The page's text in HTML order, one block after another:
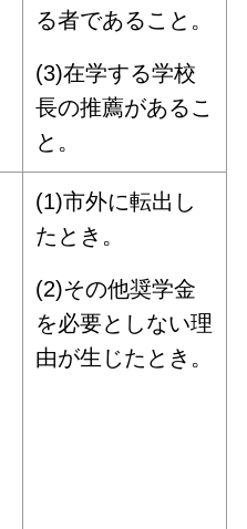
る者であること。
(3)在学する学校
長の推薦があるこ
と。
(1)市外に転出し
たとき。
(2)その他奨学金
を必要としない理
由が生じたとき。